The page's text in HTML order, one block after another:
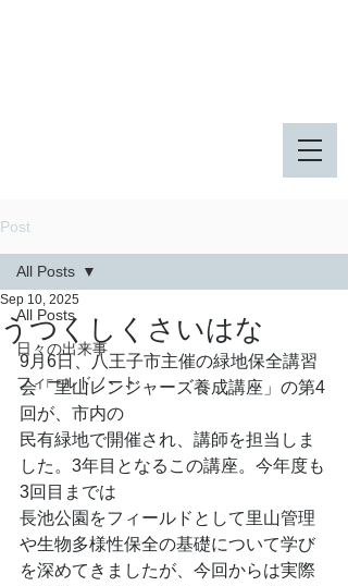
Post
All Posts
日々の出来事
フィールドノート
All Posts
うつくしくさいはな
Sep 10, 2025
9月6日、八王子市主催の緑地保全講習
会「里山レンジャーズ養成講座」の第4
回が、市内の
民有緑地で開催され、講師を担当しま
した。3年目となるこの講座。今年度も
3回目までは
長池公園をフィールドとして里山管理
や生物多様性保全の基礎について学び
を深めてきましたが、今回からは実際